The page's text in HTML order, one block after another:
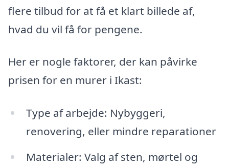
flere tilbud for at få et klart billede af,
hvad du vil få for pengene.
Her er nogle faktorer, der kan påvirke
prisen for en murer i Ikast:
Type af arbejde: Nybyggeri,
renovering, eller mindre reparationer
Materialer: Valg af sten, mørtel og